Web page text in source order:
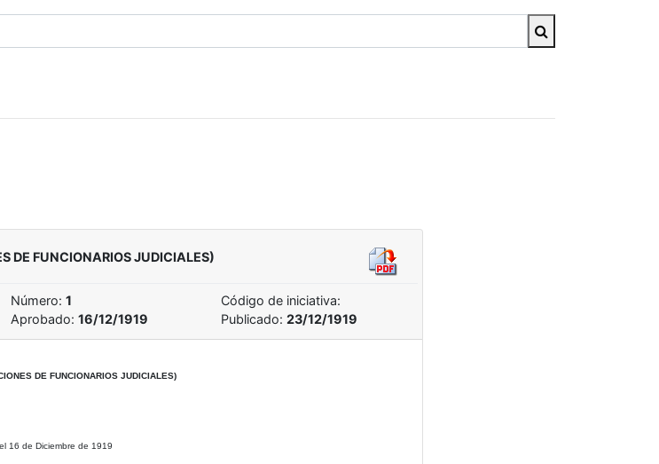
DE FUNCIONARIOS JUDICIALES)
Número: 1
Código de iniciativa:
Aprobado: 16/12/1919 Publicado: 23/12/1919
DE FUNCIONARIOS JUDICIALES)
16 de Diciembre de 1919